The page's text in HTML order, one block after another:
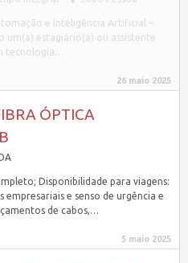
e Inteligência Artificial –
um(a) estagiário(a) ou assistente
tecnologia…
26 maio 2025
ÓPTICA
Disponibilidade para viagens:
empresariais e senso de urgência e
de cabos,…
5 maio 2025